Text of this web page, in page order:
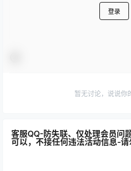
登录
暂无讨论，说说你
客服QQ-防失联、仅处理会员问
可以，不接任何违法活动信息-请